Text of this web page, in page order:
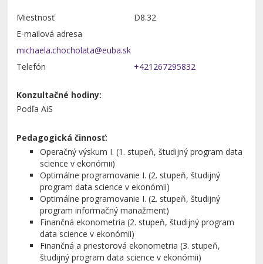
Miestnosť
D8.32
E-mailová adresa
Telefón +421267295832
Konzultačné hodiny:
Podľa AiS
Pedagogická činnosť:
Operačný výskum I. (1. stupeň, študijný program data
science v ekonómii)
Optimálne programovanie I. (2. stupeň, študijný
program data science v ekonómii)
Optimálne programovanie I. (2. stupeň, študijný
program informačný manažment)
Finančná ekonometria (2. stupeň, študijný program
data science v ekonómii)
Finančná a priestorová ekonometria (3. stupeň,
študijný program data science v ekonómii)